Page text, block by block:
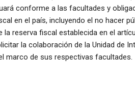
conforme a las facultades y
en el país, incluyendo el no hacer
reserva fiscal establecida en el
la colaboración de la Unidad de
marco de sus respectivas facultades.